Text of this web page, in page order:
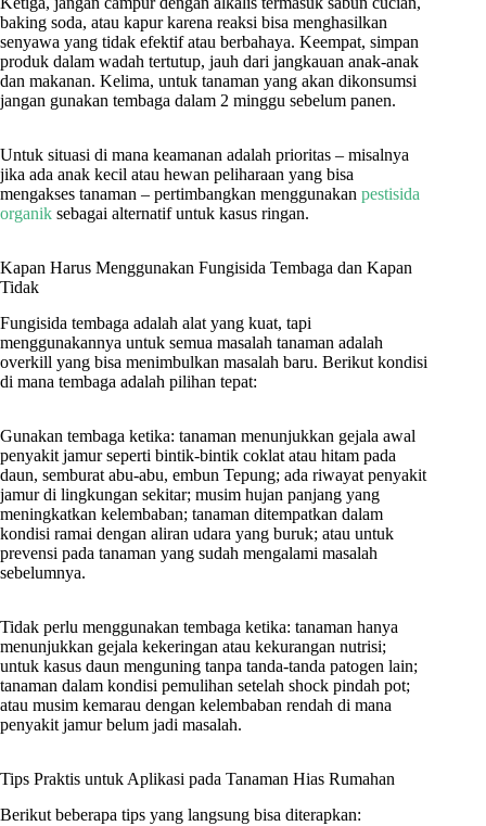
baking soda, atau kapur karena reaksi bisa menghasilkan
senyawa yang tidak efektif atau berbahaya. Keempat, simpan
produk dalam wadah tertutup, jauh dari jangkauan anak-anak
dan makanan. Kelima, untuk tanaman yang akan dikonsumsi
jangan gunakan tembaga dalam 2 minggu sebelum panen.
Untuk situasi di mana keamanan adalah prioritas – misalnya
jika ada anak kecil atau hewan peliharaan yang bisa
mengakses tanaman – pertimbangkan menggunakan pestisida
organik sebagai alternatif untuk kasus ringan.
Kapan Harus Menggunakan Fungisida Tembaga dan Kapan
Tidak
Fungisida tembaga adalah alat yang kuat, tapi
menggunakannya untuk semua masalah tanaman adalah
overkill yang bisa menimbulkan masalah baru. Berikut kondisi
di mana tembaga adalah pilihan tepat:
Gunakan tembaga ketika: tanaman menunjukkan gejala awal
penyakit jamur seperti bintik-bintik coklat atau hitam pada
daun, semburat abu-abu, embun Tepung; ada riwayat penyakit
jamur di lingkungan sekitar; musim hujan panjang yang
meningkatkan kelembaban; tanaman ditempatkan dalam
kondisi ramai dengan aliran udara yang buruk; atau untuk
prevensi pada tanaman yang sudah mengalami masalah
sebelumnya.
Tidak perlu menggunakan tembaga ketika: tanaman hanya
menunjukkan gejala kekeringan atau kekurangan nutrisi;
untuk kasus daun menguning tanpa tanda-tanda patogen lain;
tanaman dalam kondisi pemulihan setelah shock pindah pot;
atau musim kemarau dengan kelembaban rendah di mana
penyakit jamur belum jadi masalah.
Tips Praktis untuk Aplikasi pada Tanaman Hias Rumahan
Berikut beberapa tips yang langsung bisa diterapkan: